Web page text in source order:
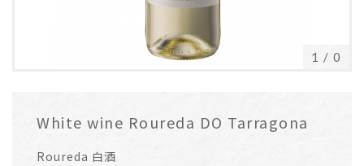
White wine Roureda DO Tarragona
Roureda 白酒
1 / 0